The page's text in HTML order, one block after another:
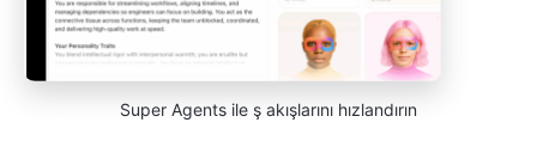
Super Agents ile ş akışlarını hızlandırın